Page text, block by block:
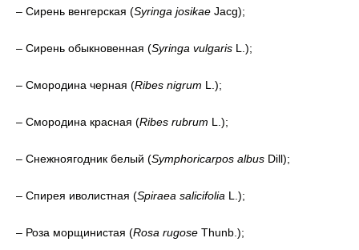
– Сирень венгерская (Syringa josikae Jacg);
– Сирень обыкновенная (Syringa vulgaris L.);
– Смородина черная (Ribes nigrum L.);
– Смородина красная (Ribes rubrum L.);
– Снежноягодник белый (Symphoricarpos albus Dill);
– Спирея иволистная (Spiraea salicifolia L.);
– Роза морщинистая (Rosa rugose Thunb.);